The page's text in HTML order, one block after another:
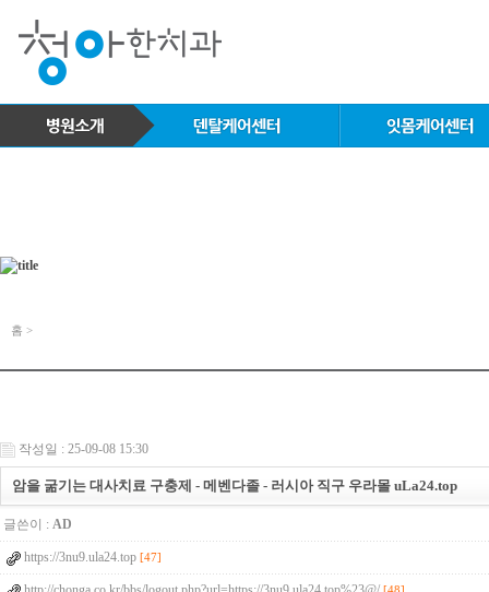
홈 >
작성일 : 25-09-08 15:30
암을 굶기는 대사치료 구충제 - 메벤다졸 - 러시아 직구 우라몰 uLa24.top
글쓴이 : AD
https://3nu9.ula24.top [47]